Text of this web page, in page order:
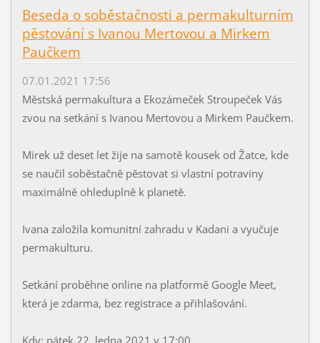
Beseda o soběstačnosti a permakulturním
pěstování s Ivanou Mertovou a Mirkem
Paučkem
07.01.2021 17:56
Městská permakultura a Ekozámeček Stroupeček Vás
zvou na setkání s Ivanou Mertovou a Mirkem Paučkem.
Mirek už deset let žije na samotě kousek od Žatce, kde
se naučil soběstačně pěstovat si vlastní potraviny
maximálně ohleduplně k planetě.
Ivana založila komunitní zahradu v Kadani a vyučuje
permakulturu.
Setkání proběhne online na platformě Google Meet,
která je zdarma, bez registrace a přihlašování.
Kdy: pátek 22. ledna 2021 v 17:00